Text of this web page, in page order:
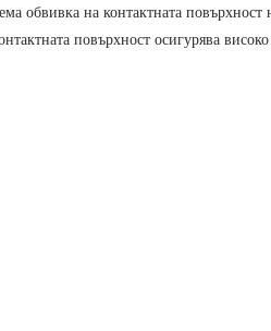
обвивка на контактната
повърхност осигурява